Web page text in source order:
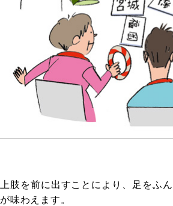
上肢を前に出すことにより、足をふ
が味わえます。